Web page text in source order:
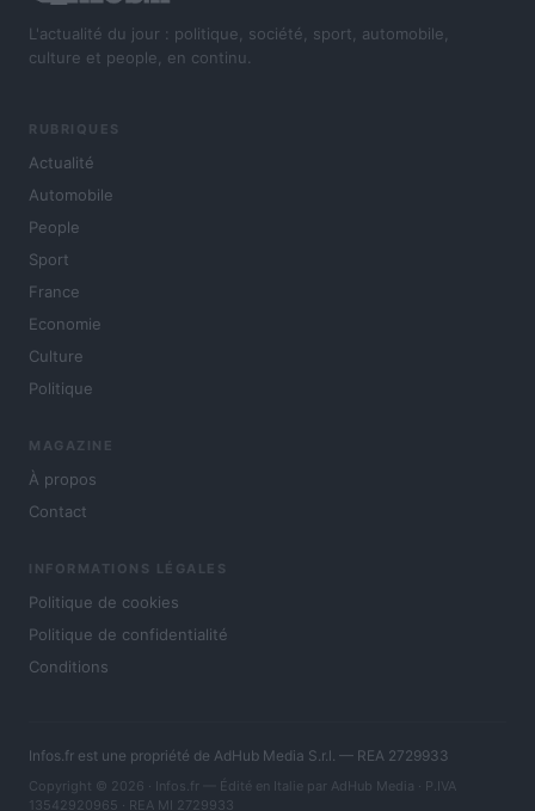
L'actualité du jour : politique, société, sport, automobile,
culture et people, en continu.
RUBRIQUES
Actualité
Automobile
People
Sport
France
Economie
Culture
Politique
MAGAZINE
À propos
Contact
INFORMATIONS LÉGALES
Politique de cookies
Politique de confidentialité
Conditions
Infos.fr est une propriété de AdHub Media S.r.l. — REA 2729933
Copyright © 2026 · Infos.fr — Édité en Italie par AdHub Media · P.IVA
13542920965 · REA MI 2729933